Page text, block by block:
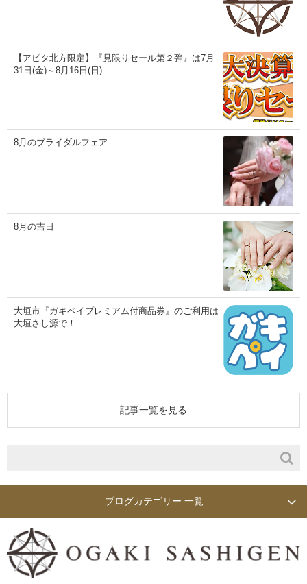
【アピタ北方限定】『見限りセール第２弾』は7月
31日(金)～8月16日(日)
8月のブライダルフェア
8月の吉日
大垣市『ガキペイプレミアム付商品券』のご利用は
大垣さし源で！
記事一覧を見る
ブログカテゴリー 一覧